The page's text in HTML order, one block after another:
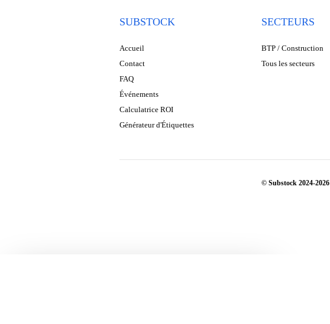
SUBSTOCK
Accueil
Contact
FAQ
Événements
Calculatrice ROI
Générateur d'Étiquettes
SECTEURS
BTP / Construction
Tous les secteurs
© Substock 2024-2026